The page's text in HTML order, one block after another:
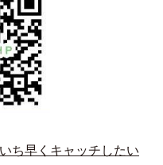
ち早くキャッチしたい